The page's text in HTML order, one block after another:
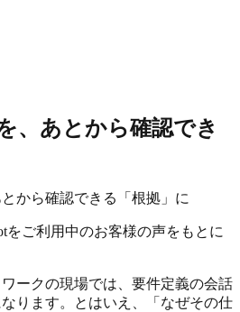
、あとから確認でき
をご利用中のお客様の声をもとに
ークの現場では、要件定義の会話
ります。とはいえ、「なぜその仕